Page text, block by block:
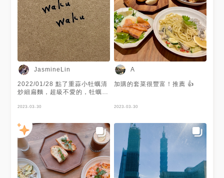
圓滾滾🍍 #ㄩㄐ吃國父紀念館站
#ㄩㄐ的草莓日記🍓
政府站
JasmineLin
2022/01/28 點了重蒜小牡蠣清
炒細扁麵，超級不愛的，牡蠣腥
兩顆確認全部一樣腥就不敢吃
超奇怪，炸薯條大概是整餐唯一
覺得好吃的東西…….，甜點布
丁也偏甜不愛，感覺偏網美店東
西沒有很好吃😐
2023-03-30
A
加購的套菜很豐富！推薦 👍
2023-03-30